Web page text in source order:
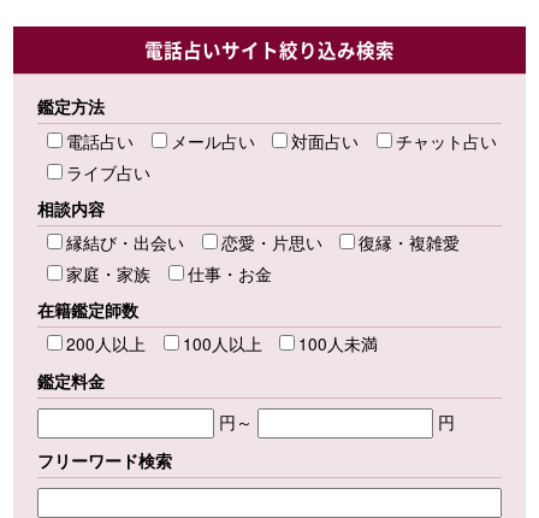
電話占いサイト絞り込み検索
鑑定方法
電話占い
メール占い 対面占い
チャット占い
ライブ占い
相談内容
縁結び・出会い
恋愛・片思い
復縁・複雑愛
家庭・家族
仕事・お金
在籍鑑定師数
200人以上
100人以上
100人未満
鑑定料金
円～
円
フリーワード検索